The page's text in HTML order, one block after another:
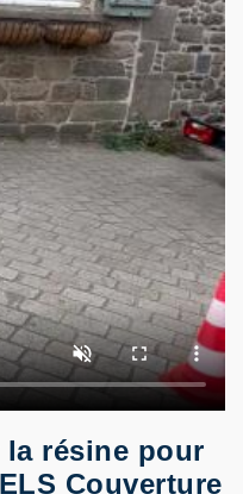
résine pour
Couverture